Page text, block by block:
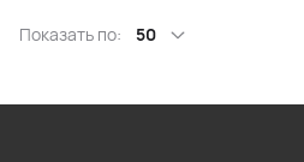
Показать по: 50